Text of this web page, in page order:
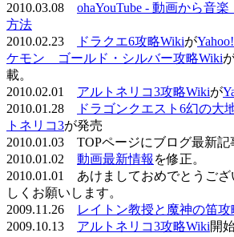
2010.03.08 ohaYouTube - 動画から音
方法
2010.02.23
ドラクエ6攻略Wikiが
ケモン ゴールド・シルバー攻略Wiki
載。
2010.02.01 アルトネリコ3攻略Wikiが
2010.01.28
ドラゴンクエスト6幻の大
トネリコ3が発売
2010.01.03 TOPページにブログ最新記
2010.01.02 動画最新情報 を修正。
2010.01.01 あけましておめでとうござ
しくお願いします。
2009.11.26
レイトン教授と魔神の笛攻
2009.10.13 アルトネリコ3攻略Wiki開